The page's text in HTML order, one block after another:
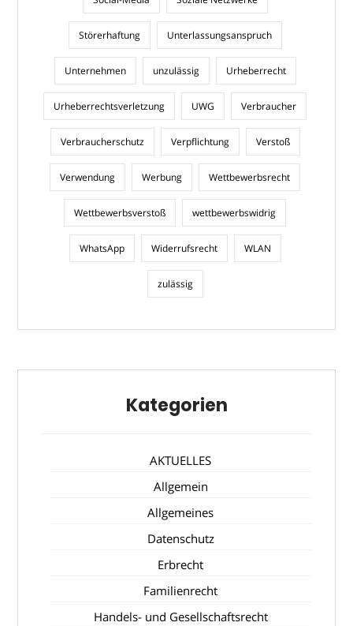
Störerhaftung Unterlassungsanspruch
Unternehmen unzulässig Urheberrecht
Urheberrechtsverletzung UWG Verbraucher
Verbraucherschutz Verpflichtung Verstoß
Verwendung Werbung Wettbewerbsrecht
Wettbewerbsverstoß wettbewerbswidrig
WhatsApp Widerrufsrecht WLAN
zulässig
Kategorien
AKTUELLES
Allgemein
Allgemeines
Datenschutz
Erbrecht
Familienrecht
Handels- und Gesellschaftsrecht